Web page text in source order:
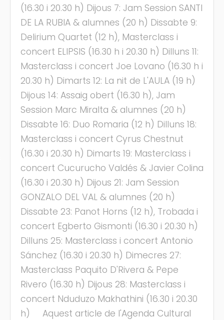
(16.30 i 20.30 h) Dijous 7: Jam Session SANTI
DE LA RUBIA & alumnes (20 h) Dissabte 9:
Delirium Quartet (12 h), Masterclass i
concert ELIPSIS (16.30 h i 20.30 h) Dilluns 11:
Masterclass i concert Joe Lovano (16.30 h i
20.30 h) Dimarts 12: La nit de L'AULA (19 h)
Dijous 14: Assaig obert (16.30 h), Jam
Session Marc Miralta & alumnes (20 h)
Dissabte 16: Duo Romaria (12 h) Dilluns 18:
Masterclass i concert Cyrus Chestnut
(16.30 i 20.30 h) Dimarts 19: Masterclass i
concert Cucurucho Valdés & Javier Colina
(16.30 i 20.30 h) Dijous 21: Jam Session
GONZALO DEL VAL & alumnes (20 h)
Dissabte 23: Panot Horns (12 h), Trobada i
concert Egberto Gismonti (16.30 i 20.30 h)
Dilluns 25: Masterclass i concert Antonio
Sánchez (16.30 i 20.30 h) Dimecres 27:
Masterclass Paquito D'Rivera & Pepe
Rivero (16.30 h) Dijous 28: Masterclass i
concert Nduduzo Makhathini (16.30 i 20.30
h) Aquest article de l'Agenda Cultural